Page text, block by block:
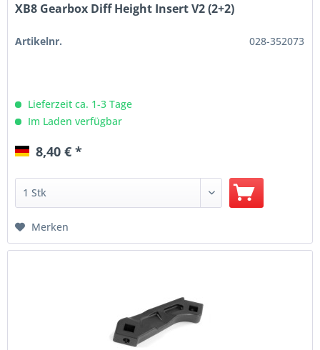
XB8 Gearbox Diff Height Insert V2 (2+2)
Artikelnr. 028-352073
Lieferzeit ca. 1-3 Tage
Im Laden verfügbar
8,40 € *
Merken